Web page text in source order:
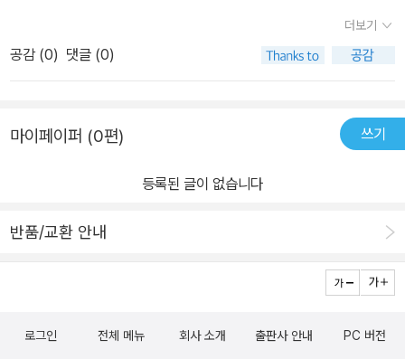
더보기
공감 (0) 댓글 (0)
마이페이퍼 (0편) 쓰기
등록된 글이 없습니다
반품/교환 안내
로그인 전체 메뉴 회사 소개 출판사 안내 PC 버전